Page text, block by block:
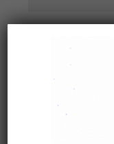
Si vous avez
vos droits ou